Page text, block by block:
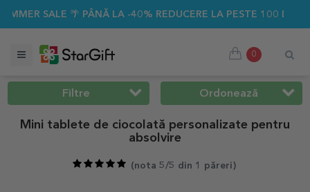
LA -40% REDUCERE LA PESTE 100 DE CADOURI
0
Filtre Ordonează
Mini tablete de ciocolată personalizate pentru
absolvire
(nota 5/5 din 1 păreri )